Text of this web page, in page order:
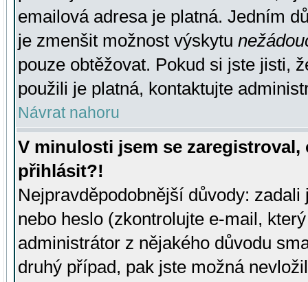
emailová adresa je platná. Jedním
je zmenšit možnost výskytu
pouze obtěžovat. Pokud si jste jisti,
použili je platná, kontaktujte
Návrat nahoru
V minulosti jsem se
přihlásit?!
Nejpravděpodobnější důvody:
nebo heslo (zkontrolujte e-mail,
administrátor z nějakého důvodu
druhý případ, pak jste možná